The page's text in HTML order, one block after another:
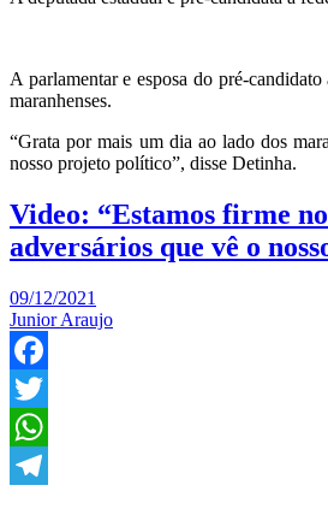
A parlamentar e esposa do pré-
maranhenses.
“Grata por mais um dia ao lado dos
nosso projeto político”, disse Detinha.
Video: “Estamos firme no
adversários que vê o
09/12/2021
Junior Araujo
Facebook
Twitter
WhatsApp